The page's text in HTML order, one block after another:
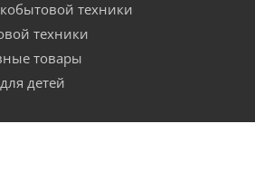
техники
техники
товары
детей